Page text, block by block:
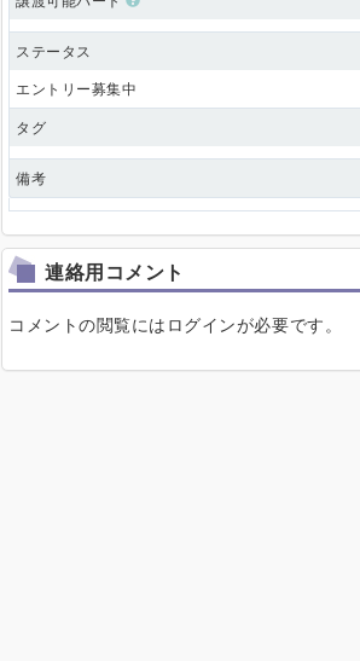
ステータス
エントリー募集中
タグ
備考
連絡用コメント
コメントの閲覧にはログインが必要です。